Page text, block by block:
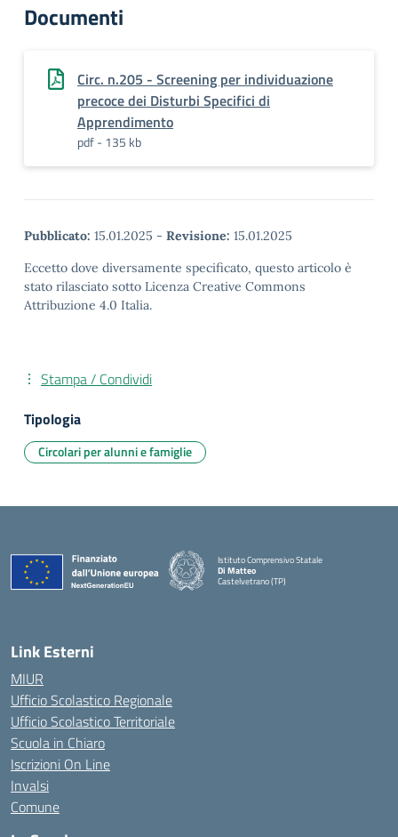
Documenti
Circ. n.205 - Screening per individuazione
precoce dei Disturbi Specifici di
Apprendimento
pdf - 135 kb
Pubblicato: 15.01.2025 - Revisione: 15.01.2025
Eccetto dove diversamente specificato, questo articolo è
stato rilasciato sotto Licenza Creative Commons
Attribuzione 4.0 Italia.
Stampa / Condividi
Tipologia
Circolari per alunni e famiglie
Istituto Comprensivo Statale
Di Matteo
Castelvetrano (TP)
Link Esterni
MIUR
Ufficio Scolastico Regionale
Ufficio Scolastico Territoriale
Scuola in Chiaro
Iscrizioni On Line
Invalsi
Comune